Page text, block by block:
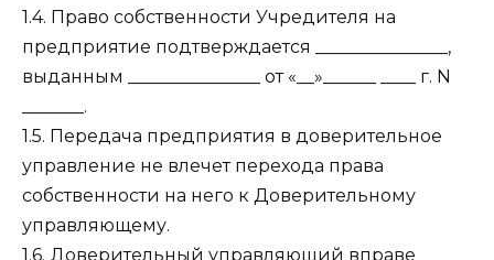
1.4. Право собственности Учредителя на
предприятие подтверждается _______________,
выданным _______________ от «__»______ ____ г. N
_______.
1.5. Передача предприятия в доверительное
управление не влечет перехода права
собственности на него к Доверительному
управляющему.
1.6. Доверительный управляющий вправе